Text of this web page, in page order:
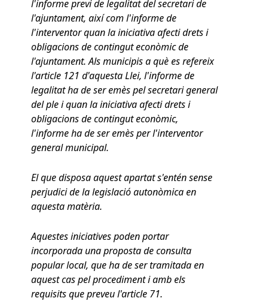
l'informe previ de legalitat del secretari de
l'ajuntament, així com l'informe de
l'interventor quan la iniciativa afecti drets i
obligacions de contingut econòmic de
l'ajuntament. Als municipis a què es refereix
l'article 121 d'aquesta Llei, l'informe de
legalitat ha de ser emès pel secretari general
del ple i quan la iniciativa afecti drets i
obligacions de contingut econòmic,
l'informe ha de ser emès per l'interventor
general municipal.
El que disposa aquest apartat s'entén sense
perjudici de la legislació autonòmica en
aquesta matèria.
Aquestes iniciatives poden portar
incorporada una proposta de consulta
popular local, que ha de ser tramitada en
aquest cas pel procediment i amb els
requisits que preveu l'article 71.